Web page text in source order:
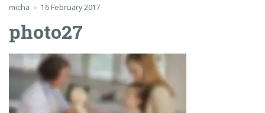
micha 16 February 2017
photo27